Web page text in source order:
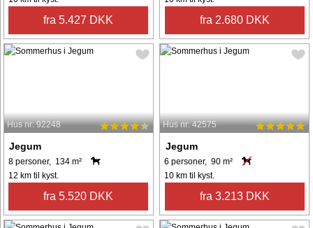
fra 5.427 DKK fra 2.680 DKK
Hus nr: 92248
Jegum
8 personer, 134 m²
12 km til kyst.
fra 5.520 DKK
Hus nr: 42575
Jegum
6 personer, 90 m²
10 km til kyst.
fra 3.213 DKK